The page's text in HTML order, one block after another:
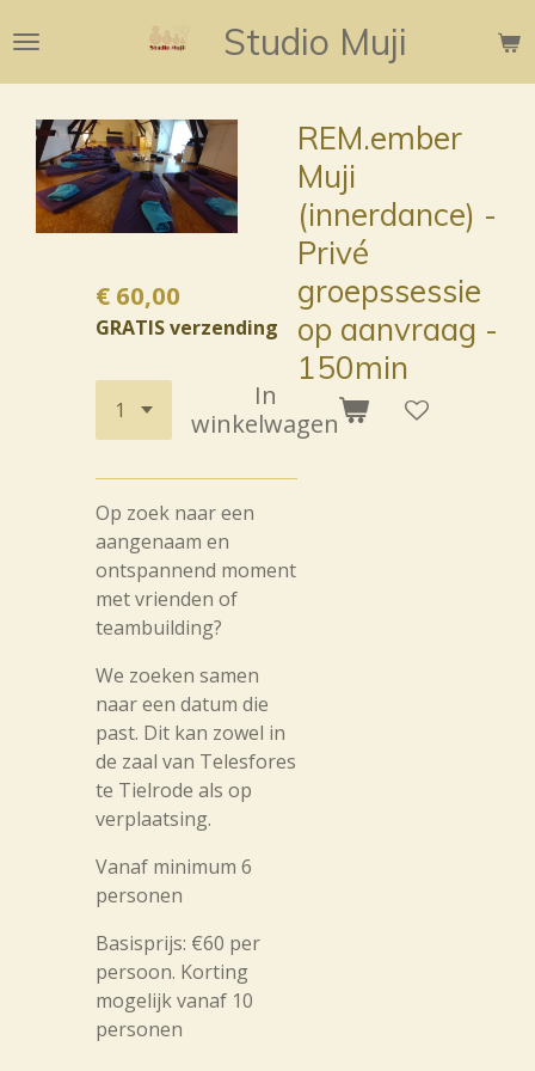
direct
naar
hoofdinhoud
Studio Muji
REM.ember
Muji
(innerdance) -
Privé
groepssessie
op aanvraag -
150min
€ 60,00
GRATIS verzending
In
winkelwagen
Op zoek naar een
aangenaam en
ontspannend moment
met vrienden of
teambuilding?
We zoeken samen
naar een datum die
past. Dit kan zowel in
de zaal van Telesfores
te Tielrode als op
verplaatsing.
Vanaf minimum 6
personen
Basisprijs: €60 per
persoon. Korting
mogelijk vanaf 10
personen